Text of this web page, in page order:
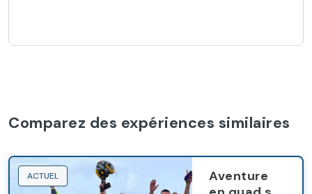
Comparez des expériences similaires
ACTUEL
Aventure